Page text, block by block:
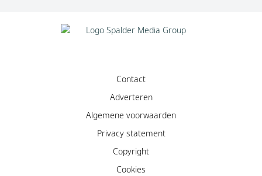
Contact
Adverteren
Algemene voorwaarden
Privacy statement
Copyright
Cookies